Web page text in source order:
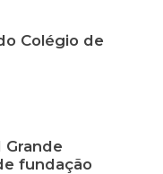
Colégio de
Grande
fundação